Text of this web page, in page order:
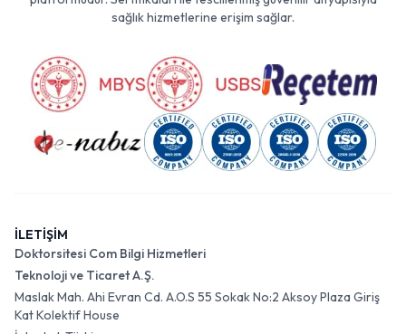
platformudur. Sertifikaları ile tescillenmiş güvenilir altyapısıyla
sağlık hizmetlerine erişim sağlar.
İLETİŞİM
Doktorsitesi Com Bilgi Hizmetleri
Teknoloji ve Ticaret A.Ş.
Maslak Mah. Ahi Evran Cd. A.O.S 55 Sokak No:2 Aksoy Plaza Giriş
Kat Kolektif House